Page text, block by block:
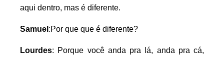
aqui dentro, mas é diferente.
Samuel :Por que que é diferente?
Lourdes: Porque você anda pra lá, anda pra cá,